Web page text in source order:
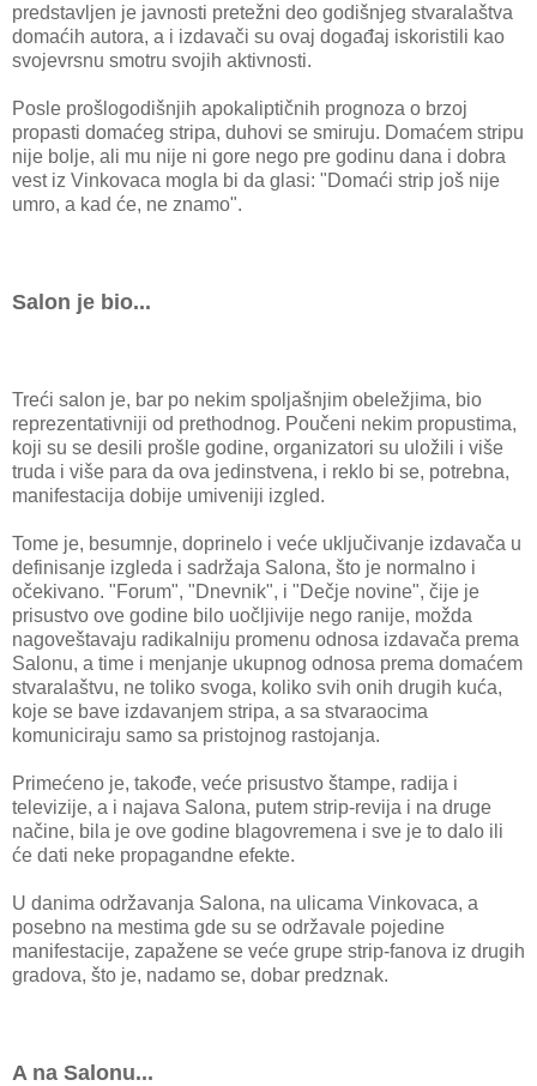
predstavljen je javnosti pretežni deo godišnjeg stvaralaštva
domaćih autora, a i izdavači su ovaj događaj iskoristili kao
svojevrsnu smotru svojih aktivnosti.
Posle prošlogodišnjih apokaliptičnih prognoza o brzoj
propasti domaćeg stripa, duhovi se smiruju. Domaćem stripu
nije bolje, ali mu nije ni gore nego pre godinu dana i dobra
vest iz Vinkovaca mogla bi da glasi: "Domaći strip još nije
umro, a kad će, ne znamo".
Salon je bio...
Treći salon je, bar po nekim spoljašnjim obeležjima, bio
reprezentativniji od prethodnog. Poučeni nekim propustima,
koji su se desili prošle godine, organizatori su uložili i više
truda i više para da ova jedinstvena, i reklo bi se, potrebna,
manifestacija dobije umiveniji izgled.
Tome je, besumnje, doprinelo i veće uključivanje izdavača u
definisanje izgleda i sadržaja Salona, što je normalno i
očekivano. "Forum", "Dnevnik", i "Dečje novine", čije je
prisustvo ove godine bilo uočljivije nego ranije, možda
nagoveštavaju radikalniju promenu odnosa izdavača prema
Salonu, a time i menjanje ukupnog odnosa prema domaćem
stvaralaštvu, ne toliko svoga, koliko svih onih drugih kuća,
koje se bave izdavanjem stripa, a sa stvaraocima
komuniciraju samo sa pristojnog rastojanja.
Primećeno je, takođe, veće prisustvo štampe, radija i
televizije, a i najava Salona, putem strip-revija i na druge
načine, bila je ove godine blagovremena i sve je to dalo ili
će dati neke propagandne efekte.
U danima održavanja Salona, na ulicama Vinkovaca, a
posebno na mestima gde su se održavale pojedine
manifestacije, zapažene se veće grupe strip-fanova iz drugih
gradova, što je, nadamo se, dobar predznak.
A na Salonu...